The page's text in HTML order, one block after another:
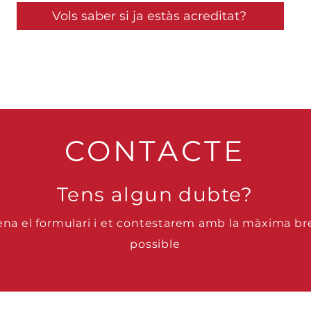
Vols saber si ja estàs acreditat?
CONTACTE
Tens algun dubte?
el formulari i et contestarem amb la màxima
possible